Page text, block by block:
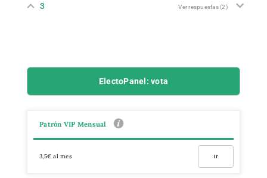
3 Ver respuestas(2)
ElectoPanel: vota
Patrón VIP Mensual
3,5€ al mes Ir